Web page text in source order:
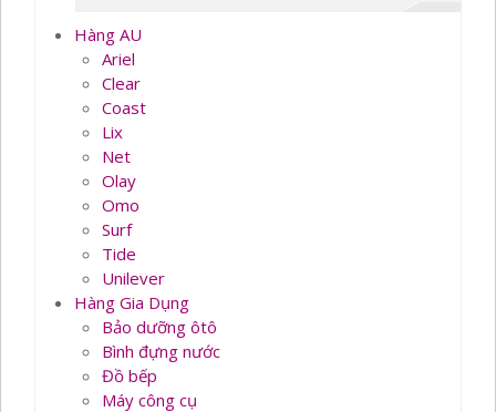
Hàng AU
Ariel
Clear
Coast
Lix
Net
Olay
Omo
Surf
Tide
Unilever
Hàng Gia Dụng
Bảo dưỡng ôtô
Bình đựng nước
Đồ bếp
Máy công cụ